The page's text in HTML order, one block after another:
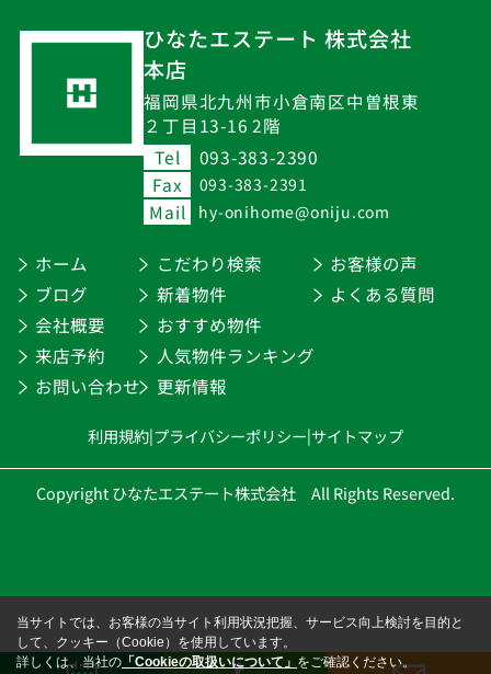
ひなたエステート 株式会社
本店
福岡県北九州市小倉南区中曽根東
２丁目13-16 2階
Tel
093-383-2390
Fax
093-383-2391
Mail hy-onihome@oniju.com
ホーム
ブログ
会社概要
来店予約
お問い合わせ
こだわり検索
新着物件
おすすめ物件
人気物件ランキング
更新情報
お客様の声
よくある質問
利用規約|プライバシーポリシー|サイトマップ
Copyright ひなたエステート株式会社 All Rights Reserved.
当サイトでは、お客様の当サイト利用状況把握、サービス向上検討を目的と
して、クッキー（Cookie）を使用しています。
詳しくは、当社の 「Cookieの取扱いについて」 をご確認ください。